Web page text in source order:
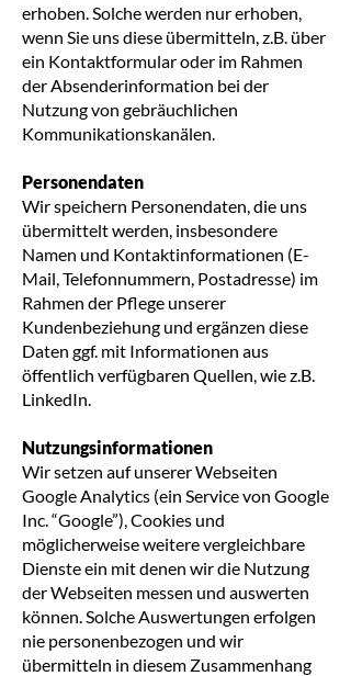
erhoben. Solche werden nur erhoben,
wenn Sie uns diese übermitteln, z.B. über
ein Kontaktformular oder im Rahmen
der Absenderinformation bei der
Nutzung von gebräuchlichen
Kommunikationskanälen.
Personendaten
Wir speichern Personendaten, die uns
übermittelt werden, insbesondere
Namen und Kontaktinformationen (E-
Mail, Telefonnummern, Postadresse) im
Rahmen der Pflege unserer
Kundenbeziehung und ergänzen diese
Daten ggf. mit Informationen aus
öffentlich verfügbaren Quellen, wie z.B.
LinkedIn.
Nutzungsinformationen
Wir setzen auf unserer Webseiten
Google Analytics (ein Service von Google
Inc. “Google”), Cookies und
möglicherweise weitere vergleichbare
Dienste ein mit denen wir die Nutzung
der Webseiten messen und auswerten
können. Solche Auswertungen erfolgen
nie personenbezogen und wir
übermitteln in diesem Zusammenhang